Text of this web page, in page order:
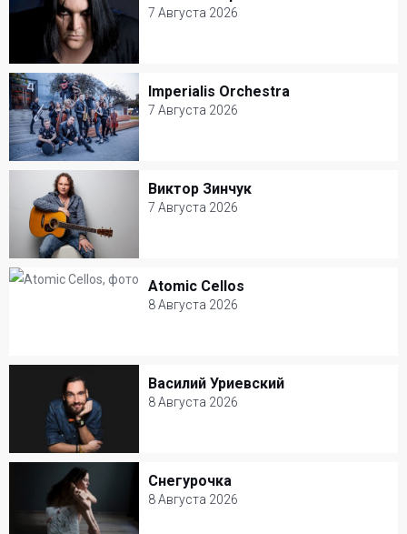
Другое 7 Августа 2026
7 Августа 2026
Ледовый Дворец Санкт-Петербург
Рок
Imperialis Orchestra
7 Августа 2026
Imperialis Orchestra
7 Августа 2026
Театр Одеон
Джаз
Виктор Зинчук
7 Августа 2026
Виктор Зинчук
7 Августа 2026
Популярная музыка
Atomic Cellos
8 Августа 2026
Atomic Cellos
Stand Up cafe
Другое
Василий Уриевский
8 Августа 2026
Василий Уриевский
8 Августа 2026
Театр на Таганке
Этно
Снегурочка
8 Августа 2026
Снегурочка